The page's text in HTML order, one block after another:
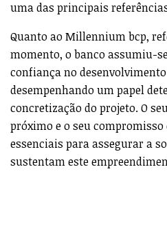
uma das principais
Quanto ao Millennium bcp,
momento, o banco assumiu-
confiança no
desempenhando um papel
concretização do projeto. O
próximo e o seu
essenciais para assegurar a
sustentam este